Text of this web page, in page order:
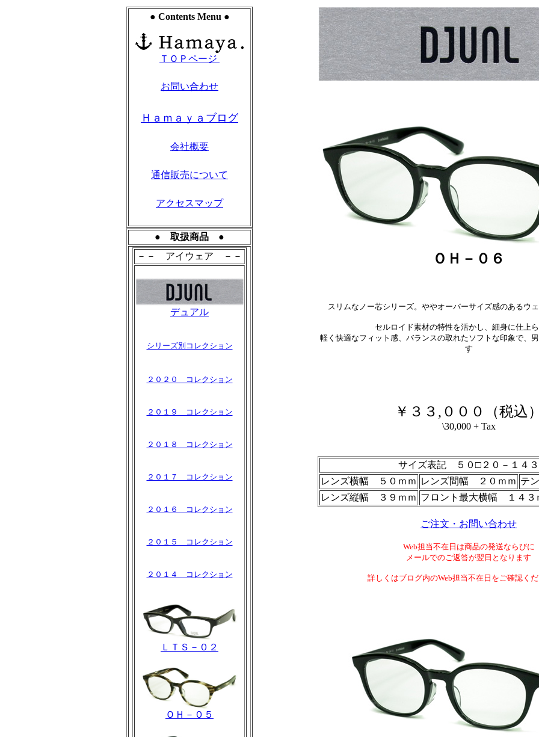
● Contents Menu ●
ＴＯＰページ
お問い合わせ
Ｈａｍａｙａブログ
会社概要
通信販売について
アクセスマップ
● 取扱商品 ●
－－ アイウェア －－
デュアル
シリーズ別コレクション
２０２０ コレクション
２０１９ コレクション
２０１８ コレクション
２０１７ コレクション
２０１６ コレクション
２０１５ コレクション
２０１４ コレクション
ＬＴＳ－０２
ＯＨ－０５
ＯＨ－０６
スリムなノー芯シリーズ。ややオーバーサイズ感のあるウ
セルロイド素材の特性を活かし、細身に仕上ら
軽く快適なフィット感、バランスの取れたソフトな印象で、
す
￥３３,０００（税込）
\30,000 + Tax
サイズ表記 ５０□２０－１４３
レンズ横幅 ５０ｍｍ レンズ間幅 ２０ｍｍ テ
レンズ縦幅 ３９ｍｍ フロント最大横幅 １４３
ご注文・お問い合わせ
Web担当不在日は商品の発送ならびに
メールでのご返答が翌日となります
詳しくはブログ内のWeb担当不在日をご確認く